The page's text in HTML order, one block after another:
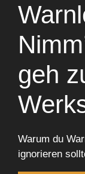
geh
Warum du
ignorieren